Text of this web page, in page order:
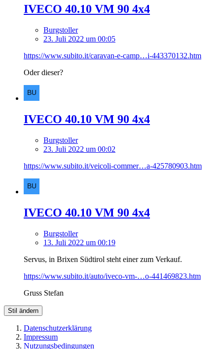
IVECO 40.10 VM 90 4x4
Burgstoller
23. Juli 2022 um 00:05
https://www.subito.it/caravan-e-camp…i-443370132.htm
Oder dieser?
IVECO 40.10 VM 90 4x4
Burgstoller
23. Juli 2022 um 00:02
https://www.subito.it/veicoli-commer…a-425780903.htm
IVECO 40.10 VM 90 4x4
Burgstoller
13. Juli 2022 um 00:19
Servus, in Brixen Südtirol steht einer zum Verkauf.
https://www.subito.it/auto/iveco-vm-…o-441469823.htm
Gruss Stefan
Stil ändern
Datenschutzerklärung
Impressum
Nutzungsbedingungen